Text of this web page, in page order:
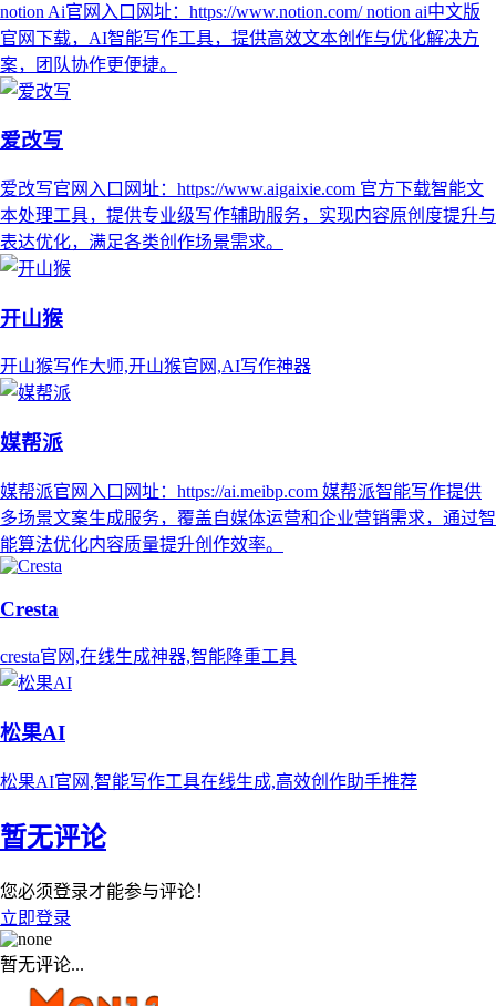
notion Ai官网入口网址：https://www.notion.com/ notion ai中文版
官网下载，AI智能写作工具，提供高效文本创作与优化解决方
案，团队协作更便捷。
爱改写
爱改写官网入口网址：https://www.aigaixie.com 官方下载智能文
本处理工具，提供专业级写作辅助服务，实现内容原创度提升与
表达优化，满足各类创作场景需求。
开山猴
开山猴写作大师,开山猴官网,AI写作神器
媒帮派
媒帮派官网入口网址：https://ai.meibp.com 媒帮派智能写作提供
多场景文案生成服务，覆盖自媒体运营和企业营销需求，通过智
能算法优化内容质量提升创作效率。
Cresta
cresta官网,在线生成神器,智能降重工具
松果AI
松果AI官网,智能写作工具在线生成,高效创作助手推荐
暂无评论
您必须登录才能参与评论！
立即登录
暂无评论...